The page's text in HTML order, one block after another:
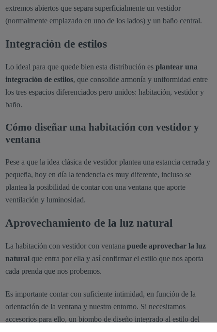
extremos abiertos que separa superficialmente un vestidor
(normalmente emplazado en uno de los lados) y un baño central.
Integración de estilos
Lo ideal para que quede bien esta distribución es plantear una
integración de estilos, que consolide armonía y uniformidad entre
los tres espacios diferenciados pero unidos: habitación, vestidor y
baño.
Cómo diseñar una habitación con vestidor y
ventana
Pese a que la idea clásica de vestidor plantea una estancia cerrada y
pequeña, hoy en día la tendencia es muy diferente, incluso se
plantea la posibilidad de contar con una ventana que aporte
ventilación y luminosidad.
Aprovechamiento de la luz natural
La habitación con vestidor con ventana puede aprovechar la luz
naturalque entra por ella y así confirmar el estilo que nos aporta
cada prenda que nos probemos.
Es importante contar con suficiente intimidad, en función de la
orientación de la ventana y nuestro entorno. Si necesitamos
accesorios para ello, un biombo de diseño integrado al estilo del